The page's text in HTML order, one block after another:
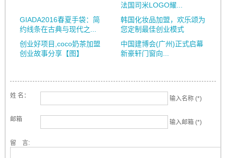
法国司米LOGO耀...
GIADA2016春夏手袋：简
约线条在古典与现代之...
韩国化妆品加盟，欢乐颂为
您定制最佳创业模式
创业好项目,coco奶茶加盟
创业故事分享【图】
中国建博会(广州)正式启幕
新豪轩门窗向...
姓 名： 输入名称 (*)
邮箱 输入邮箱 (*)
留 言: